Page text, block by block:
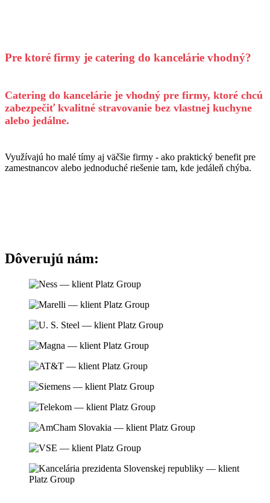
Pre ktoré firmy je catering do kancelárie vhodný?
Catering do kancelárie je vhodný pre firmy, ktoré chcú
zabezpečiť kvalitné stravovanie bez vlastnej kuchyne
alebo jedálne.
Využívajú ho malé tímy aj väčšie firmy - ako praktický benefit pre
zamestnancov alebo jednoduché riešenie tam, kde jedáleň chýba.
Dôverujú nám: